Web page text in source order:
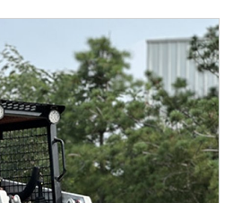
и надежно
работа под более